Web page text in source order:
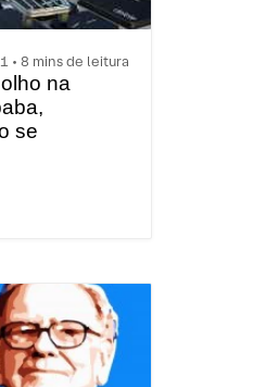
• 8 mins de leitura
na
se